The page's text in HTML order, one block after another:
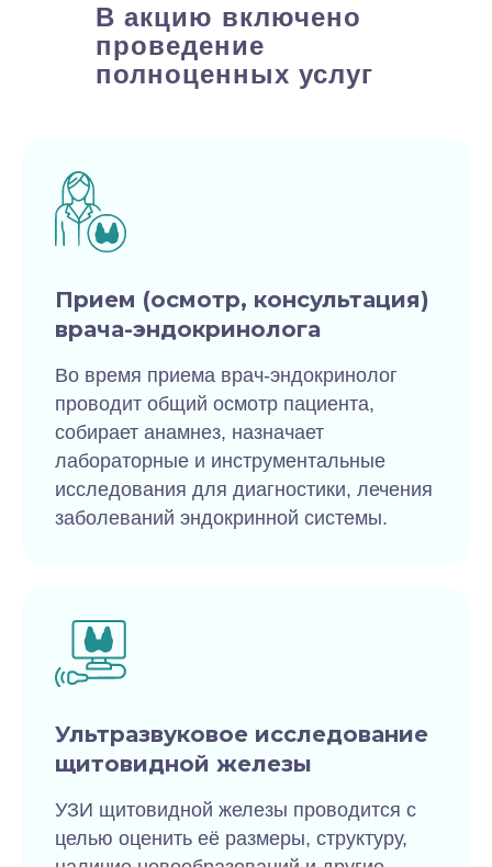
В акцию включено
проведение
полноценных услуг
Прием (осмотр, консультация)
врача-эндокринолога
Во время приема врач-эндокринолог
проводит общий осмотр пациента,
собирает анамнез, назначает
лабораторные и инструментальные
исследования для диагностики, лечения
заболеваний эндокринной системы.
Ультразвуковое исследование
щитовидной железы
УЗИ щитовидной железы проводится с
целью оценить её размеры, структуру,